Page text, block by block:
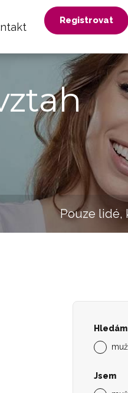
Registrovat
Pouze lidé,
Hledám
Jsem